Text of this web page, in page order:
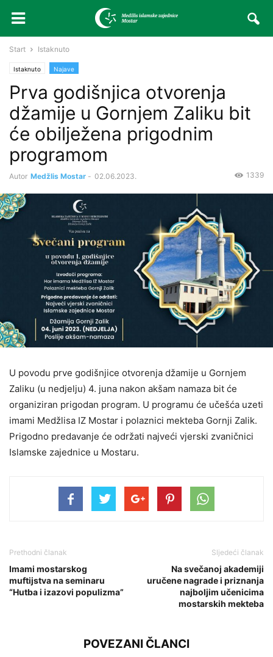
Start Istaknuto
Istaknuto Najave
Prva godišnjica otvorenja
džamije u Gornjem Zaliku bit
će obilježena prigodnim
programom
Autor Medžlis Mostar - 02.06.2023. 1339
U povodu prve godišnjice otvorenja džamije u Gornjem
Zaliku (u nedjelju) 4. juna nakon akšam namaza bit će
organiziran prigodan program. U programu će učešća uzeti
imami Medžlisa IZ Mostar i polaznici mekteba Gornji Zalik.
Prigodno predavanje će održati najveći vjerski zvaničnici
Islamske zajednice u Mostaru.
Prethodni članak
Imami mostarskog
muftijstva na seminaru
“Hutba i izazovi populizma”
Sljedeći članak
Na svečanoj akademiji
uručene nagrade i priznanja
najboljim učenicima
mostarskih mekteba
POVEZANI ČLANCI